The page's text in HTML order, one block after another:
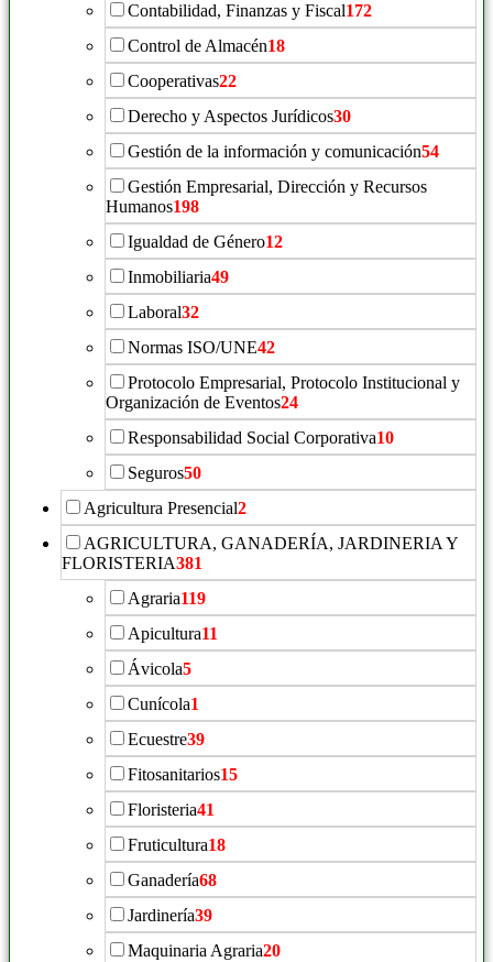
Contabilidad, Finanzas y Fiscal172
Control de Almacén18
Cooperativas22
Derecho y Aspectos Jurídicos30
Gestión de la información y comunicación54
Gestión Empresarial, Dirección y Recursos
Humanos198
Igualdad de Género12
Inmobiliaria49
Laboral32
Normas ISO/UNE42
Protocolo Empresarial, Protocolo Institucional y
Organización de Eventos24
Responsabilidad Social Corporativa10
Seguros50
Agricultura Presencial2
AGRICULTURA, GANADERÍA, JARDINERIA Y
FLORISTERIA381
Agraria119
Apicultura11
Ávicola5
Cunícola1
Ecuestre39
Fitosanitarios15
Floristeria41
Fruticultura18
Ganadería68
Jardinería39
Maquinaria Agraria20